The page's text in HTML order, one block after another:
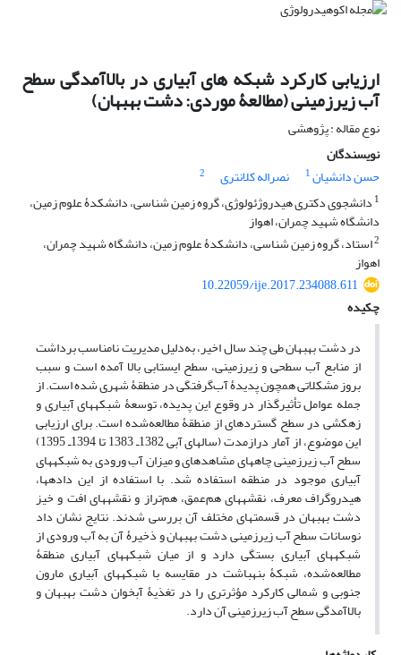
ارزیابی کارکرد شبکه‏ های آبیاری در بالاآمدگی سطح
آب‏ زیرزمینی (مطالعۀ موردی: دشت بهبهان)
نوع مقاله : پژوهشی
نویسندگان
حسن دانشیان1 نصراله کلانتری
2
1 دانشجوی دکتری هیدروژئولوژی، گروه زمین‏ شناسی، دانشکدۀ علوم ‏زمین،
دانشگاه شهید چمران، اهواز
2استاد، گروه زمین‏ شناسی، دانشکدۀ علوم ‏زمین، دانشگاه شهید چمران،
اهواز
10.22059/ije.2017.234088.611
چکیده
در دشت بهبهان طی چند سال اخیر، به‌دلیل مدیریت نامناسب برداشت
از منابع آب‏ سطحی و زیرزمینی، سطح ایستابی بالا آمده است و سبب
بروز مشکلاتی همچون پدیدۀ آب‌گرفتگی در منطقۀ شهری شده است. از
جمله عوامل تأثیرگذار در وقوع این پدیده، توسعۀ شبکه‏های آبیاری و
زهکشی در سطح گسترده‏ای از منطقۀ مطالعه‌شده است. برای ارزیابی
این موضوع، از آمار درازمدت (سال‏های آبی 1382‌ـ 1383 تا 1394‌ـ 1395)
سطح آب ‏زیرزمینی چاه‏های مشاهده‏ای و میزان آب ورودی به شبکه‏های
آبیاری موجود در منطقه استفاده شد. با استفاده از این داده‏ها،
هیدروگراف‏ معرف، نقشه‏های هم‌عمق، هم‌تراز و نقشه‏های افت و خیز
دشت بهبهان در قسمت‏های مختلف آن بررسی شدند. نتایج نشان داد
نوسانات سطح آب‏ زیرزمینی دشت بهبهان و ذخیرۀ آن به آب ورودی از
شبکه‏های آبیاری بستگی دارد و از میان شبکه‏های آبیاری منطقۀ
مطالعه‌شده، شبکۀ ‏بنه‏باشت در مقایسه با شبکه‏های‏ آبیاری مارون
جنوبی و شمالی کارکرد مؤثرتری را در تغذیۀ آبخوان دشت بهبهان و
بالاآمدگی سطح آب ‏زیرزمینی آن دارد.